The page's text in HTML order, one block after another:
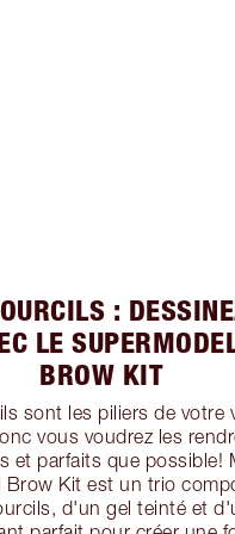
:
LE
BROW KIT
sont les piliers de votre
vous voudrez les
et parfaits que possible!
Brow Kit est un trio
d'un gel teinté et